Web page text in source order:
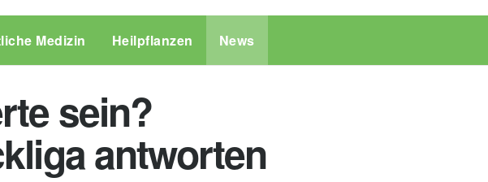
Medizin Heilpflanzen News
sein?
antworten